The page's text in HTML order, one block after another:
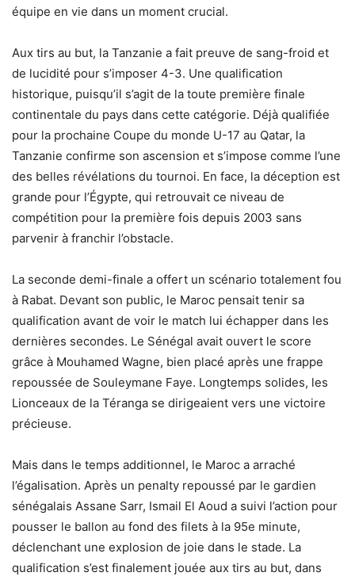
équipe en vie dans un moment crucial.
Aux tirs au but, la Tanzanie a fait preuve de sang-froid et
de lucidité pour s’imposer 4-3. Une qualification
historique, puisqu’il s’agit de la toute première finale
continentale du pays dans cette catégorie. Déjà qualifiée
pour la prochaine Coupe du monde U-17 au Qatar, la
Tanzanie confirme son ascension et s’impose comme l’une
des belles révélations du tournoi. En face, la déception est
grande pour l’Égypte, qui retrouvait ce niveau de
compétition pour la première fois depuis 2003 sans
parvenir à franchir l’obstacle.
La seconde demi-finale a offert un scénario totalement fou
à Rabat. Devant son public, le Maroc pensait tenir sa
qualification avant de voir le match lui échapper dans les
dernières secondes. Le Sénégal avait ouvert le score
grâce à Mouhamed Wagne, bien placé après une frappe
repoussée de Souleymane Faye. Longtemps solides, les
Lionceaux de la Téranga se dirigeaient vers une victoire
précieuse.
Mais dans le temps additionnel, le Maroc a arraché
l’égalisation. Après un penalty repoussé par le gardien
sénégalais Assane Sarr, Ismail El Aoud a suivi l’action pour
pousser le ballon au fond des filets à la 95e minute,
déclenchant une explosion de joie dans le stade. La
qualification s’est finalement jouée aux tirs au but, dans